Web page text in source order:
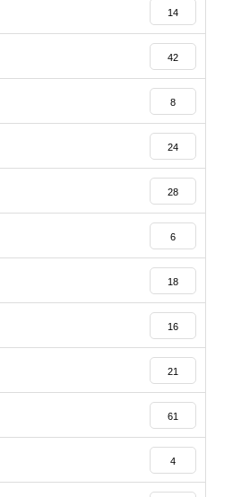
14
42
8
24
28
6
18
16
21
61
4